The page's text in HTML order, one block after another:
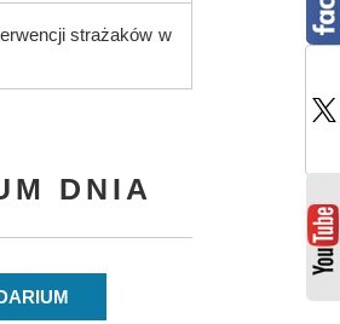
strażaków w
DNIA